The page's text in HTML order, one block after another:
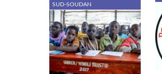
SUD-SOUDAN